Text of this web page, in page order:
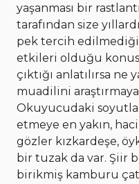
yaşanması bir
tarafından size
pek tercih
etkileri olduğu
çıktığı anlatılırsa ne
muadilini
Okuyucudaki
etmeye en yakın,
gözler kızkardeşe,
bir tuzak da var. Şiir
birikmiş kamburu